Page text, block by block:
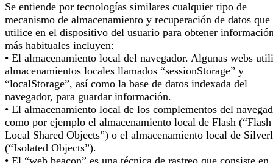
Se entiende por tecnologías similares cualquier tipo de
mecanismo de almacenamiento y recuperación de datos que
utilice en el dispositivo del usuario para obtener
más habituales incluyen:
• El almacenamiento local del navegador. Algunas webs
almacenamientos locales llamados “sessionStorage” y
“localStorage”, así como la base de datos indexada del
navegador, para guardar información.
• El almacenamiento local de los complementos del
como por ejemplo el almacenamiento local de Flash (“Flash
Local Shared Objects”) o el almacenamiento local de
(“Isolated Objects”).